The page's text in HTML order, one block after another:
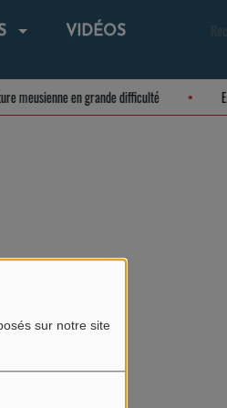
sur notre site
VIDÉOS
meusienne en grande difficulté